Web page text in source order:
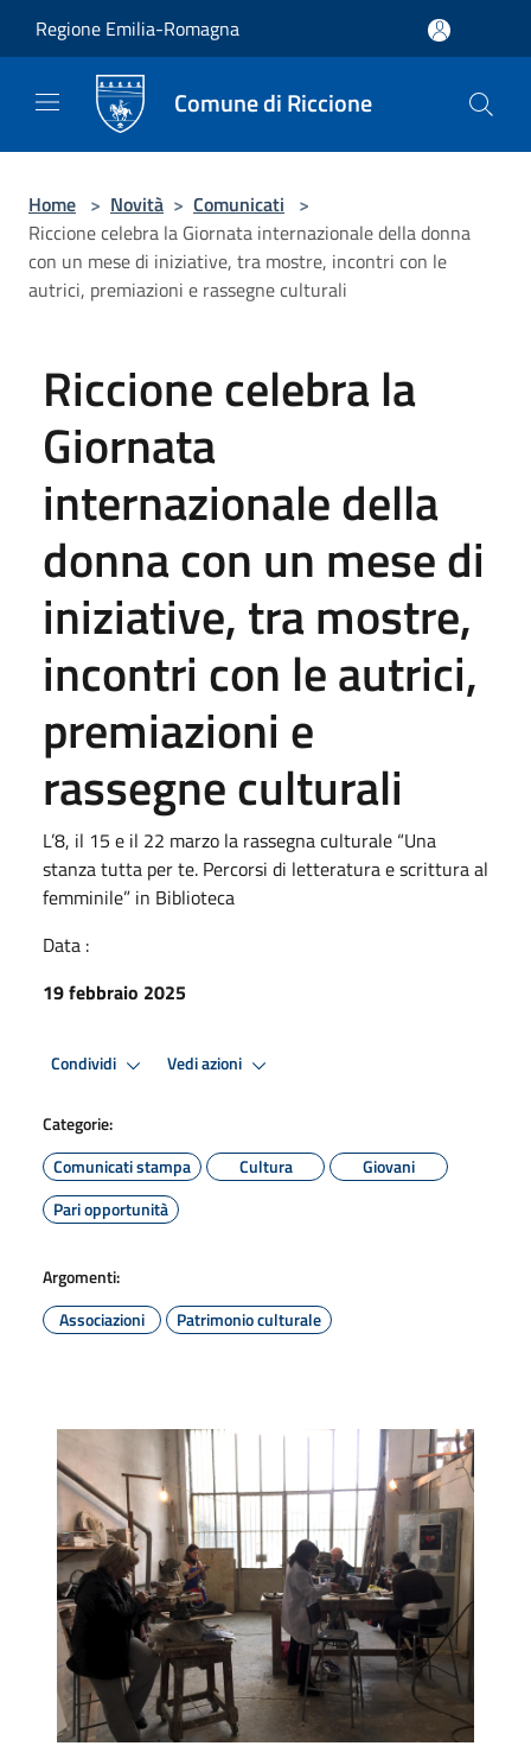
Regione Emilia-Romagna
Comune di Riccione
Home > Novità > Comunicati >
Riccione celebra la Giornata internazionale della donna
con un mese di iniziative, tra mostre, incontri con le
autrici, premiazioni e rassegne culturali
Riccione celebra la
Giornata
internazionale della
donna con un mese di
iniziative, tra mostre,
incontri con le autrici,
premiazioni e
rassegne culturali
L’8, il 15 e il 22 marzo la rassegna culturale “Una
stanza tutta per te. Percorsi di letteratura e scrittura al
femminile” in Biblioteca
Data :
19 febbraio 2025
Condividi Vedi azioni
Categorie:
Comunicati stampa
Cultura
Giovani
Pari opportunità
Argomenti:
Associazioni
Patrimonio culturale